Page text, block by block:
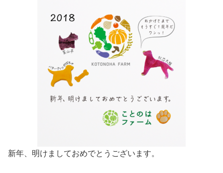
新年、明けましておめでとうございます。